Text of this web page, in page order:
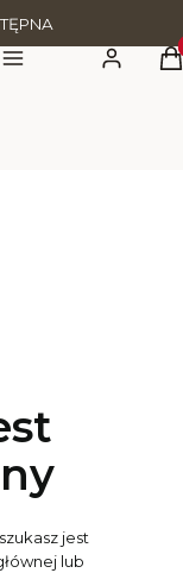
Menu Zaloguj się
jest
lub